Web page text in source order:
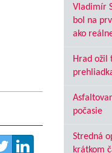
Vladimír
bol na
ako
Hrad ožil
počasie
Stredná
krátkom